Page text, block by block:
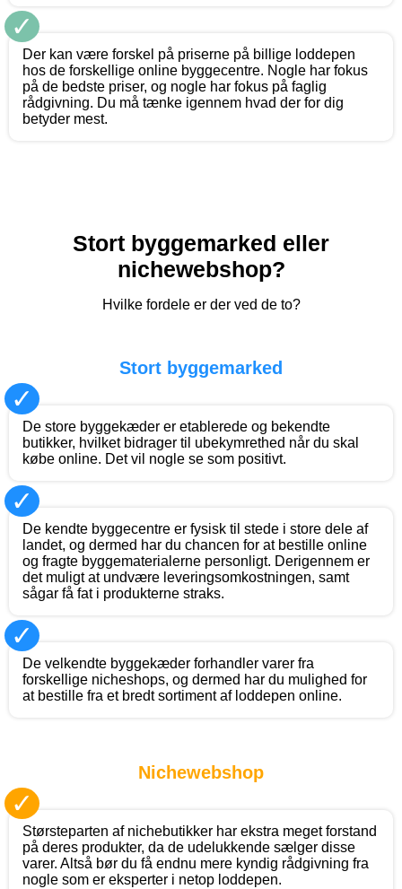
✓
Der kan være forskel på priserne på billige loddepen
hos de forskellige online byggecentre. Nogle har fokus
på de bedste priser, og nogle har fokus på faglig
rådgivning. Du må tænke igennem hvad der for dig
betyder mest.
Stort byggemarked eller
nichewebshop?
Hvilke fordele er der ved de to?
Stort byggemarked
✓
De store byggekæder er etablerede og bekendte
butikker, hvilket bidrager til ubekymrethed når du skal
købe online. Det vil nogle se som positivt.
✓
De kendte byggecentre er fysisk til stede i store dele af
landet, og dermed har du chancen for at bestille online
og fragte byggematerialerne personligt. Derigennem er
det muligt at undvære leveringsomkostningen, samt
sågar få fat i produkterne straks.
✓
De velkendte byggekæder forhandler varer fra
forskellige nicheshops, og dermed har du mulighed for
at bestille fra et bredt sortiment af loddepen online.
Nichewebshop
✓
Størsteparten af nichebutikker har ekstra meget forstand
på deres produkter, da de udelukkende sælger disse
varer. Altså bør du få endnu mere kyndig rådgivning fra
nogle som er eksperter i netop loddepen.